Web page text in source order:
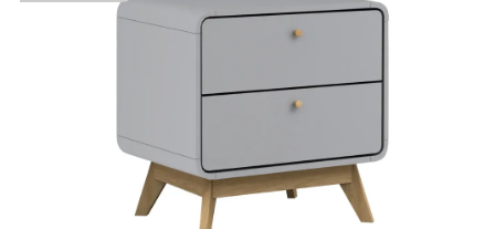
OBLEČENIE A MÓDA